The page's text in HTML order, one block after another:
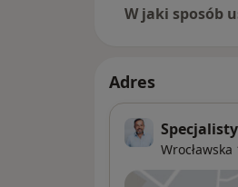
W jaki sposób
Adres